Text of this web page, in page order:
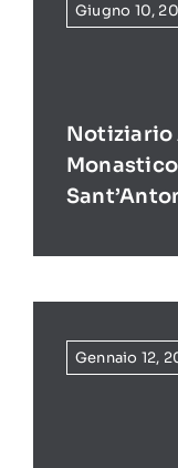
Giugno 10,
Notiziario
Gennaio 12,